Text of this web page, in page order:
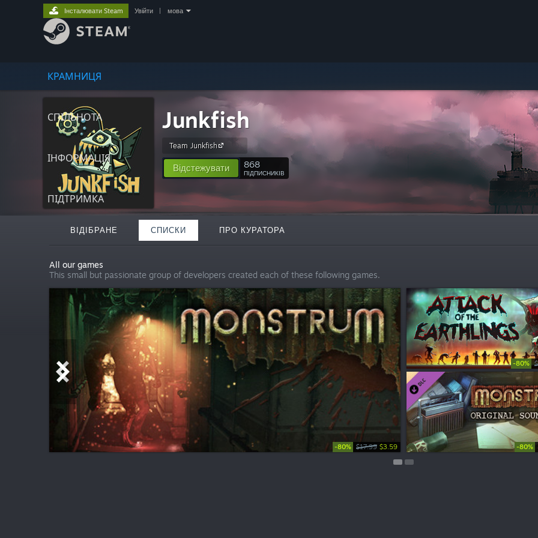
КРАМНИЦЯ
СПІЛЬНОТА
ІНФОРМАЦІЯ
ПІДТРИМКА
Інсталювати Steam Увійти мова
Junkfish
Team Junkfish
Відстежувати 868
ПІДПИСНИКІВ
ВІДІБРАНЕ СПИСКИ ПРО КУРАТОРА
All our games
This small but passionate group of developers created each of these following games.
-80% $17.99 $3.59
-80%
-80%